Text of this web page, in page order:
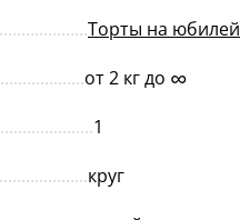
Торты на юбилей
от 2 кг до ∞
1
круг